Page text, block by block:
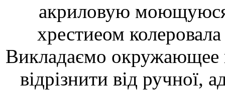
акриловую
хрестиеом
Викладаємо окружающее
відрізнити від